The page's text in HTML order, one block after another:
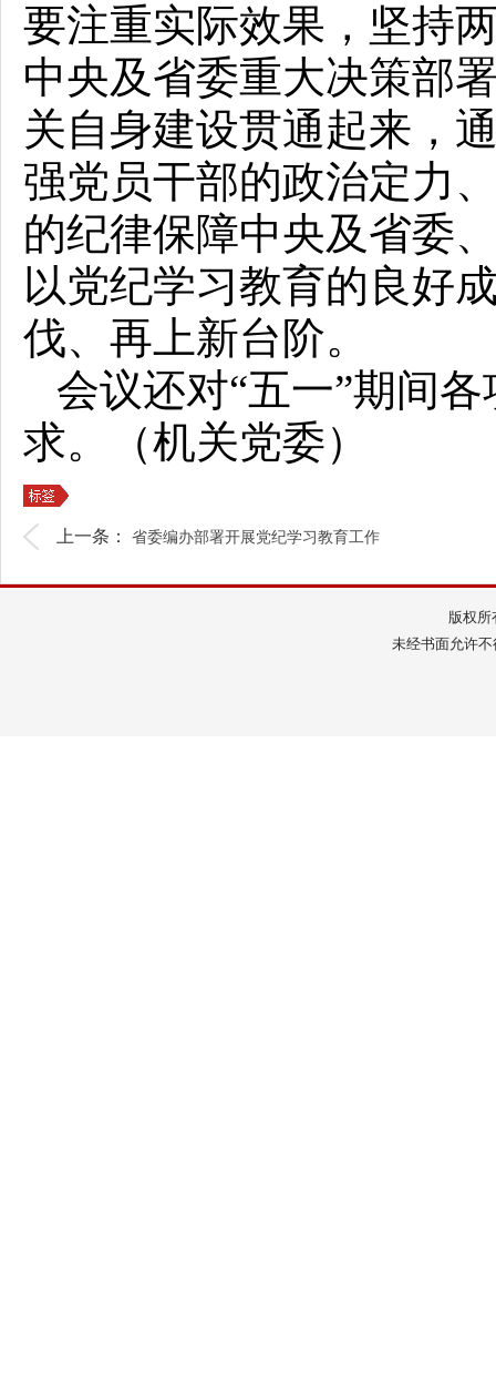
要注重实际效果，坚持
中央及省委重大决策部
关自身建设贯通起来，
强党员干部的政治定力
的纪律保障中央及省委
以党纪学习教育的良好
伐、再上新台阶。
会议还对“五一”期间
求。（机关党委）
上一条： 省委编办部署开展党纪学习教育工作
版权
未经书面允许